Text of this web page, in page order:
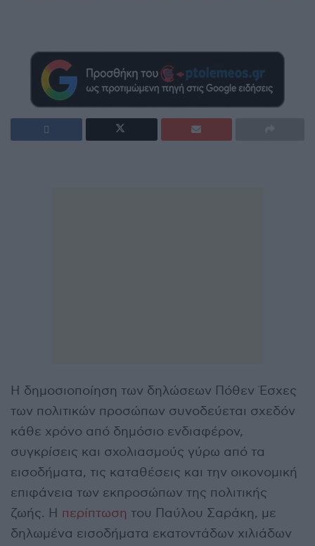
Η δημοσιοποίηση των δηλώσεων Πόθεν Έσχες
των πολιτικών προσώπων συνοδεύεται σχεδόν
κάθε χρόνο από δημόσιο ενδιαφέρον,
συγκρίσεις και σχολιασμούς γύρω από τα
εισοδήματα, τις καταθέσεις και την οικονομική
επιφάνεια των εκπροσώπων της πολιτικής
ζωής. Η περίπτωση του Παύλου Σαράκη, με
δηλωμένα εισοδήματα εκατοντάδων χιλιάδων